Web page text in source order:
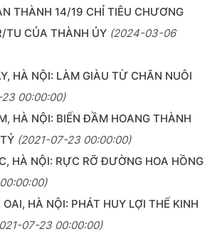
THÀNH 14/19 CHỈ TIÊU CHƯƠNG
TU CỦA THÀNH ỦY (2024-03-06
HÀ NỘI: LÀM GIÀU TỪ CHĂN NUÔI
00:00:00)
HÀ NỘI: BIẾN ĐẦM HOANG THÀNH
(2021-07-23 00:00:00)
HÀ NỘI: RỰC RỠ ĐƯỜNG HOA HỒNG
HÀ NỘI: PHÁT HUY LỢI THẾ KINH
07-23 00:00:00)